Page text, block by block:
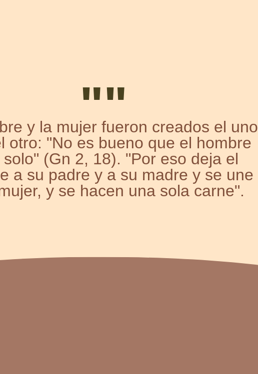
""
y la mujer fueron creados el uno
otro: "No es bueno que el hombre
solo" (Gn 2, 18). "Por eso deja el
a su padre y a su madre y se une
y se hacen una sola carne".